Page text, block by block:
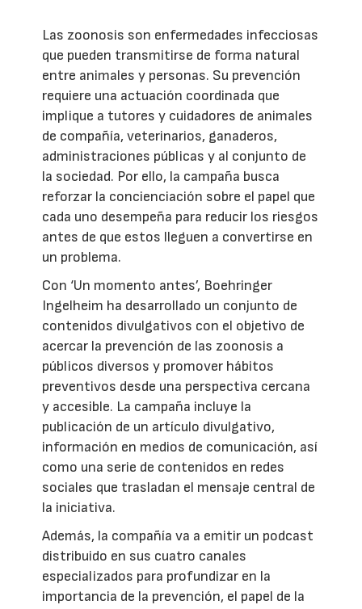
Las zoonosis son enfermedades infecciosas
que pueden transmitirse de forma natural
entre animales y personas. Su prevención
requiere una actuación coordinada que
implique a tutores y cuidadores de animales
de compañía, veterinarios, ganaderos,
administraciones públicas y al conjunto de
la sociedad. Por ello, la campaña busca
reforzar la concienciación sobre el papel que
cada uno desempeña para reducir los riesgos
antes de que estos lleguen a convertirse en
un problema.
Con ‘Un momento antes’, Boehringer
Ingelheim ha desarrollado un conjunto de
contenidos divulgativos con el objetivo de
acercar la prevención de las zoonosis a
públicos diversos y promover hábitos
preventivos desde una perspectiva cercana
y accesible. La campaña incluye la
publicación de un artículo divulgativo,
información en medios de comunicación, así
como una serie de contenidos en redes
sociales que trasladan el mensaje central de
la iniciativa.
Además, la compañía va a emitir un podcast
distribuido en sus cuatro canales
especializados para profundizar en la
importancia de la prevención, el papel de la